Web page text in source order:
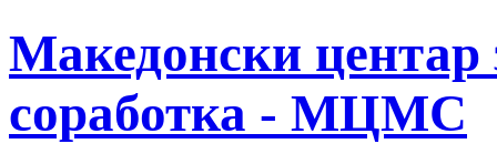
Македонски центар
соработка - МЦМС